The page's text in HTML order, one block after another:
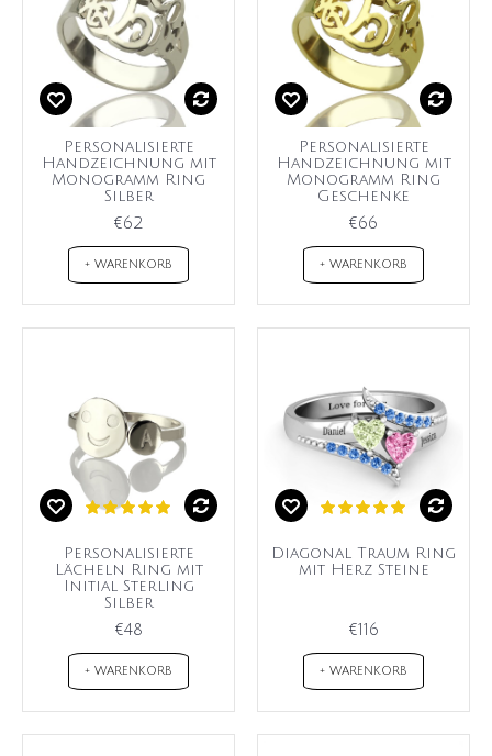
Personalisierte
Handzeichnung mit
Monogramm Ring
Silber
€62
+ WARENKORB
Personalisierte
Handzeichnung mit
Monogramm Ring
Geschenke
€66
+ WARENKORB
Personalisierte
Lächeln Ring mit
Initial Sterling
Silber
€48
+ WARENKORB
Diagonal Traum Ring
mit Herz Steine
€116
+ WARENKORB